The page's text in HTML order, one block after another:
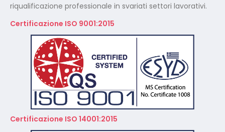
riqualificazione professionale in svariati settori lavorativi.
Certificazione ISO 9001:2015
Certificazione ISO 14001:2015